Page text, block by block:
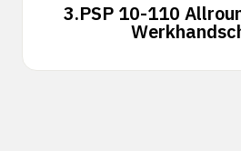
3.PSP 10-110